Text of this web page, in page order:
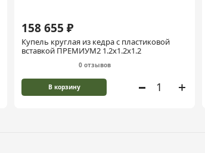
158 655 ₽
Купель круглая из кедра с пластиковой
вставкой ПРЕМИУМ2 1.2х1.2х1.2
0 отзывов
В корзину